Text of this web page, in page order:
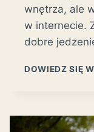
wnętrza, ale
w internecie.
dobre
DOWIEDZ SIĘ